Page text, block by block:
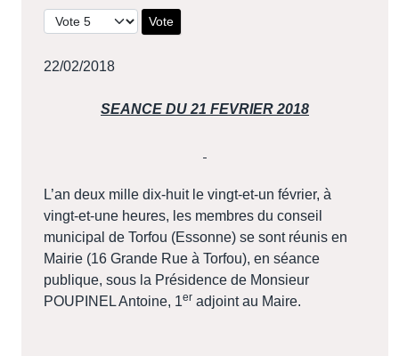
Veuillez voter
22/02/2018
SEANCE DU 21 FEVRIER 2018
L’an deux mille dix-huit le vingt-et-un février, à
vingt-et-une heures, les membres du conseil
municipal de Torfou (Essonne) se sont réunis en
Mairie (16 Grande Rue à Torfou), en séance
publique, sous la Présidence de Monsieur
POUPINEL Antoine, 1er adjoint au Maire.